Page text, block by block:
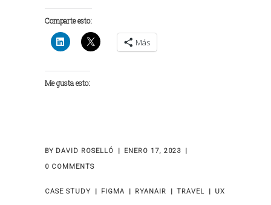
Comparte esto:
Más
Me gusta esto:
BY DAVID ROSELLÓ
ENERO 17, 2023
0 COMMENTS
CASE STUDY FIGMA RYANAIR TRAVEL UX